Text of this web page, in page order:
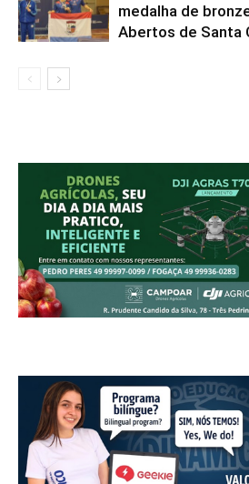
medalha de
Abertos de Santa